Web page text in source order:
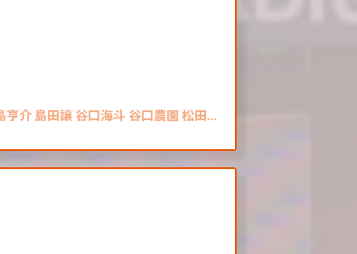
亨介 島田譲 谷口海斗 谷口農園 松田…